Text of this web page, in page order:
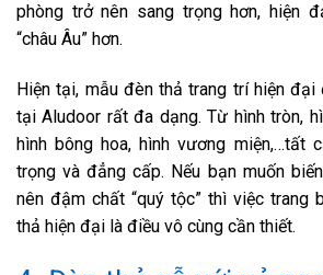
phòng trở nên sang trọng hơn, hiện
“châu Âu” hơn.
Hiện tại, mẫu đèn thả trang trí hiện
tại Aludoor rất đa dạng. Từ hình tròn,
hình bông hoa, hình vương miện,…tất
trọng và đẳng cấp. Nếu bạn muốn
nên đậm chất “quý tộc” thì việc trang
thả hiện đại là điều vô cùng cần thiết.